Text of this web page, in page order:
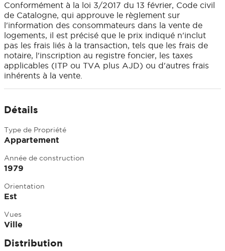
Conformément à la loi 3/2017 du 13 février, Code civil
de Catalogne, qui approuve le règlement sur
l'information des consommateurs dans la vente de
logements, il est précisé que le prix indiqué n'inclut
pas les frais liés à la transaction, tels que les frais de
notaire, l'inscription au registre foncier, les taxes
applicables (ITP ou TVA plus AJD) ou d'autres frais
inhérents à la vente.
Détails
Type de Propriété
Appartement
Année de construction
1979
Orientation
Est
Vues
Ville
Distribution